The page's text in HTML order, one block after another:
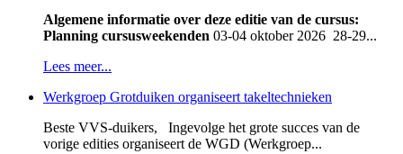
Algemene informatie over deze editie van de cursus:
Planning cursusweekenden 03-04 oktober 2026 28-29...
Lees meer...
Werkgroep Grotduiken organiseert takeltechnieken
Beste VVS-duikers, Ingevolge het grote succes van de
vorige edities organiseert de WGD (Werkgroep...